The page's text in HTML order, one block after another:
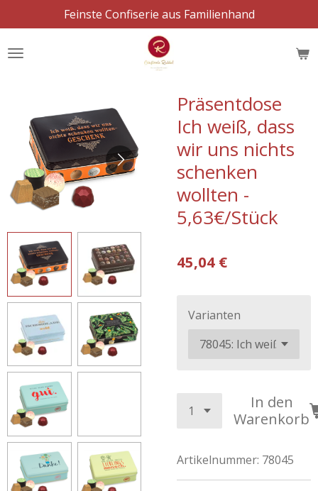
Hauptinhalt
springen
Feinste Confiserie aus Familienhand
Präsentdose
Ich weiß, dass
wir uns nichts
schenken
wollten -
5,63€/Stück
45,04 €
Varianten
In den
Warenkorb
Artikelnummer: 78045